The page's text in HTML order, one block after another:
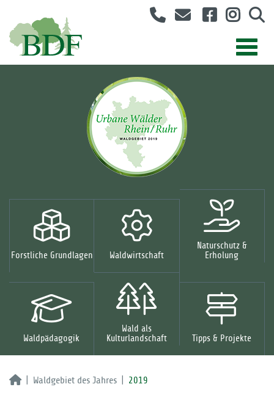
Forstliche Grundlagen Waldwirtschaft
Naturschutz &
Erholung
Waldpädagogik
Wald als
Kulturlandschaft
Tipps & Projekte
Waldgebiet des Jahres 2019